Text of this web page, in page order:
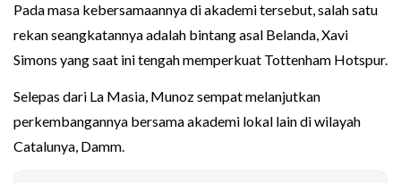
Pada masa kebersamaannya di akademi tersebut, salah satu
rekan seangkatannya adalah bintang asal Belanda, Xavi
Simons yang saat ini tengah memperkuat Tottenham Hotspur.
Selepas dari La Masia, Munoz sempat melanjutkan
perkembangannya bersama akademi lokal lain di wilayah
Catalunya, Damm.